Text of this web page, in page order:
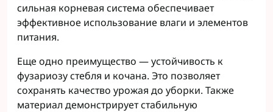
сильная корневая система обеспечивает
эффективное использование влаги и элементов
питания.
Еще одно преимущество — устойчивость к
фузариозу стебля и кочана. Это позволяет
сохранять качество урожая до уборки. Также
материал демонстрирует стабильную